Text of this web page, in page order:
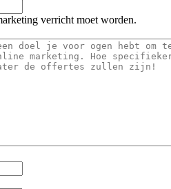
verricht moet worden.